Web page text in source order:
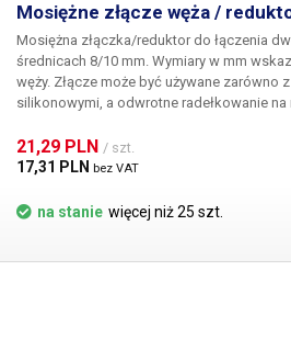
Mosiężne złącze węża /
Mosiężna złączka/reduktor do łączenia
średnicach 8/10 mm. Wymiary w mm
węży. Złącze może być używane zarówno
silikonowymi, a odwrotne radełkowanie
średnicy wewnętrznej 8 i 10 mm Długość:
21,29 PLN / szt.
17,31 PLN bez VAT
na stanie więcej niż 25 szt.